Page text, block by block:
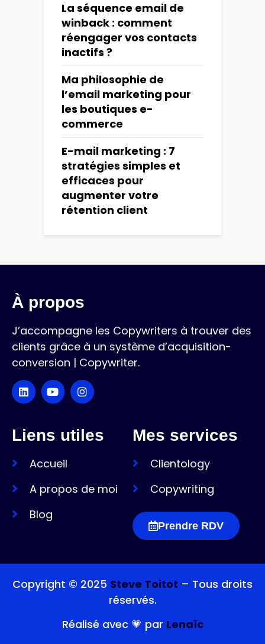
La séquence email de
winback : comment
réengager vos contacts
inactifs ?
Ma philosophie de
l’email marketing pour
les boutiques e-
commerce
E-mail marketing : 7
stratégies simples et
efficaces pour
augmenter votre
rétention client
À propos
J’accompagne les Copywriters à trouver des
clients grâce à un système d’acquisition-
conversion | Copywriter.
Liens utiles
Accueil
A propos de moi
Blog
Mes services
Clientology
Copywriting
Prendre RDV
Copyright © 2025 Steve Toitot – Tous droits
réservés.
Réalisé avec 💗 par Lenaïc